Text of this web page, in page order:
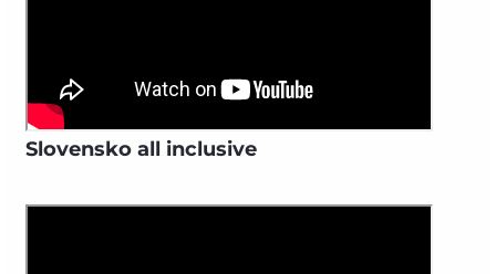
Slovensko all inclusive